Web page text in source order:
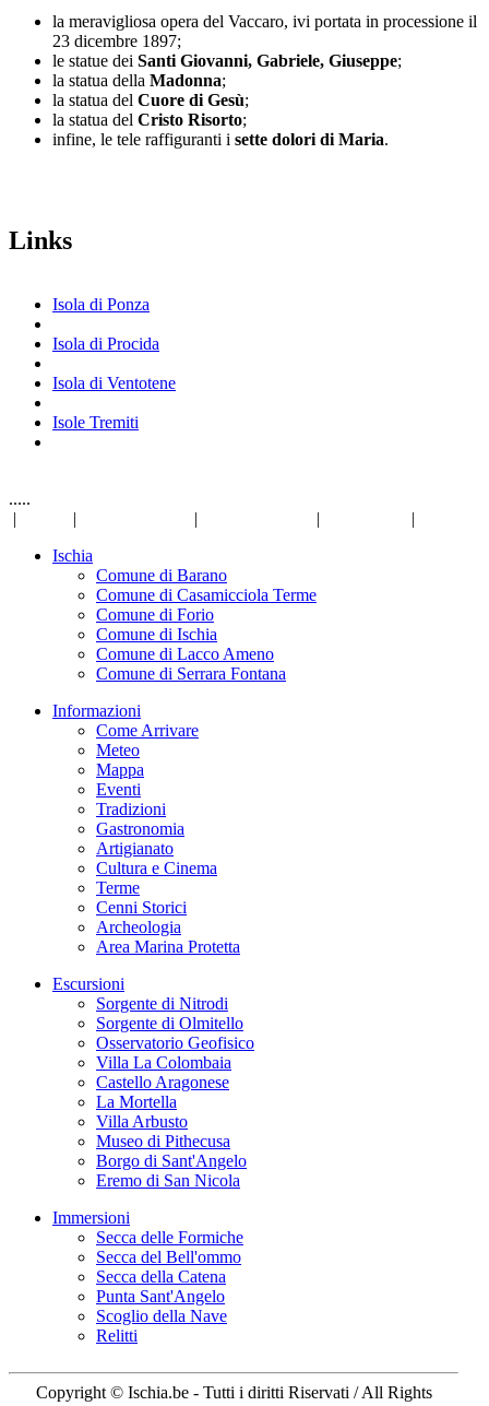
la meravigliosa opera del Vaccaro, ivi portata in processione il
23 dicembre 1897;
le statue dei Santi Giovanni, Gabriele, Giuseppe;
la statua della Madonna;
la statua del Cuore di Gesù;
la statua del Cristo Risorto;
infine, le tele raffiguranti i sette dolori di Maria.
Links
Isola di Ponza
Isola di Procida
Isola di Ventotene
Isole Tremiti
.....
|
| | |
|
Ischia
Comune di Barano
Comune di Casamicciola Terme
Comune di Forio
Comune di Ischia
Comune di Lacco Ameno
Comune di Serrara Fontana
Informazioni
Come Arrivare
Meteo
Mappa
Eventi
Tradizioni
Gastronomia
Artigianato
Cultura e Cinema
Terme
Cenni Storici
Archeologia
Area Marina Protetta
Escursioni
Sorgente di Nitrodi
Sorgente di Olmitello
Osservatorio Geofisico
Villa La Colombaia
Castello Aragonese
La Mortella
Villa Arbusto
Museo di Pithecusa
Borgo di Sant'Angelo
Eremo di San Nicola
Immersioni
Secca delle Formiche
Secca del Bell'ommo
Secca della Catena
Punta Sant'Angelo
Scoglio della Nave
Relitti
Copyright © Ischia.be - Tutti i diritti Riservati / All Rights